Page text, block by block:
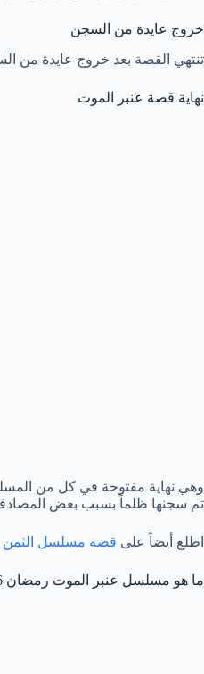
خروج عايدة من السجن
تنتهي القصة بعد خروج عايدة من
نهاية قصة عنبر الموت
وهي نهاية مفتوحة في كل من
تم سجنها ظلماً بسبب بعض
اطلع أيضاً على قصة مسلسل الثمن والنهاية الصادمة
ما هو مسلسل عنبر الموت رمضان 2026؟